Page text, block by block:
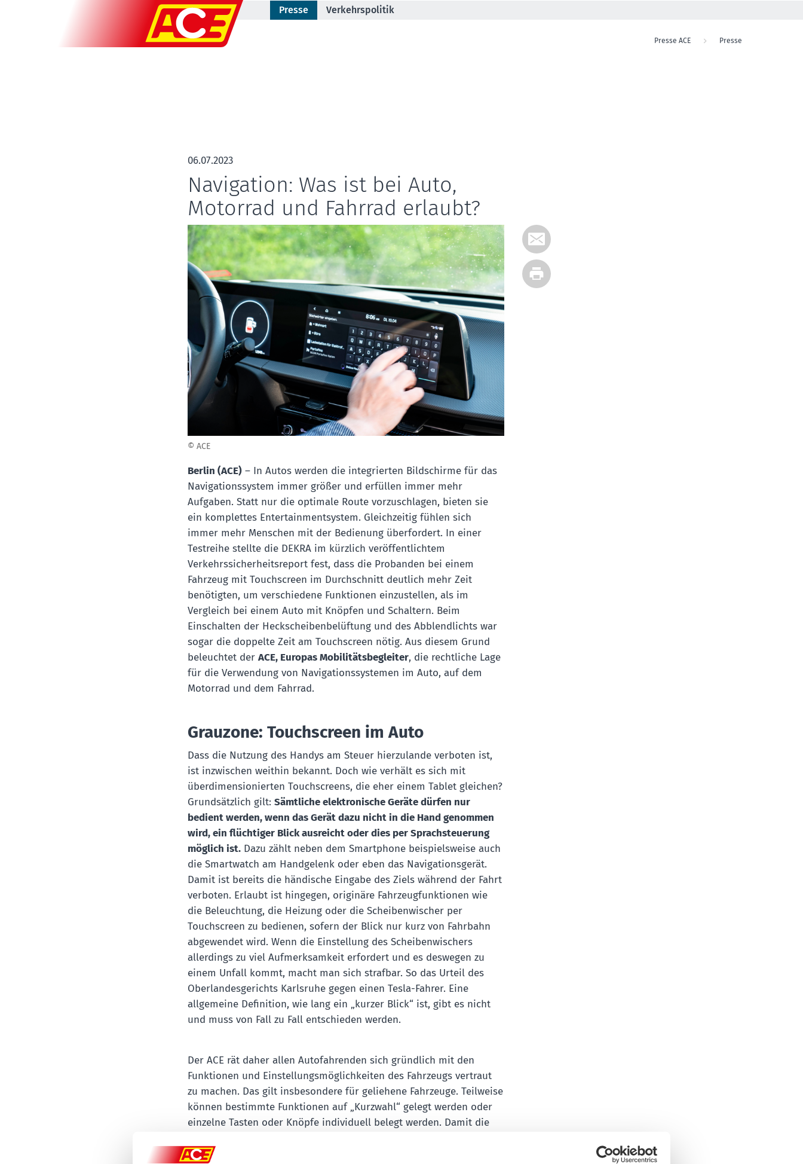
Presse Verkehrspolitik
Presse ACE Presse
06.07.2023
Navigation: Was ist bei Auto,
Motorrad und Fahrrad erlaubt?
© ACE
Berlin (ACE)– In Autos werden die integrierten Bildschirme für das
Navigationssystem immer größer und erfüllen immer mehr
Aufgaben. Statt nur die optimale Route vorzuschlagen, bieten sie
ein komplettes Entertainmentsystem. Gleichzeitig fühlen sich
immer mehr Menschen mit der Bedienung überfordert. In einer
Testreihe stellte die DEKRA im kürzlich veröffentlichtem
Verkehrssicherheitsreport fest, dass die Probanden bei einem
Fahrzeug mit Touchscreen im Durchschnitt deutlich mehr Zeit
benötigten, um verschiedene Funktionen einzustellen, als im
Vergleich bei einem Auto mit Knöpfen und Schaltern. Beim
Einschalten der Heckscheibenbelüftung und des Abblendlichts war
sogar die doppelte Zeit am Touchscreen nötig. Aus diesem Grund
beleuchtet der ACE, Europas Mobilitätsbegleiter, die rechtliche Lage
für die Verwendung von Navigationssystemen im Auto, auf dem
Motorrad und dem Fahrrad.
Grauzone: Touchscreen im Auto
Dass die Nutzung des Handys am Steuer hierzulande verboten ist,
ist inzwischen weithin bekannt. Doch wie verhält es sich mit
überdimensionierten Touchscreens, die eher einem Tablet gleichen?
Grundsätzlich gilt: Sämtliche elektronische Geräte dürfen nur
bedient werden, wenn das Gerät dazu nicht in die Hand genommen
wird, ein flüchtiger Blick ausreicht oder dies per Sprachsteuerung
möglich ist.Dazu zählt neben dem Smartphone beispielsweise auch
die Smartwatch am Handgelenk oder eben das Navigationsgerät.
Damit ist bereits die händische Eingabe des Ziels während der Fahrt
verboten. Erlaubt ist hingegen, originäre Fahrzeugfunktionen wie
die Beleuchtung, die Heizung oder die Scheibenwischer per
Touchscreen zu bedienen, sofern der Blick nur kurz von Fahrbahn
abgewendet wird. Wenn die Einstellung des Scheibenwischers
allerdings zu viel Aufmerksamkeit erfordert und es deswegen zu
einem Unfall kommt, macht man sich strafbar. So das Urteil des
Oberlandesgerichts Karlsruhe gegen einen Tesla-Fahrer. Eine
allgemeine Definition, wie lang ein „kurzer Blick“ ist, gibt es nicht
und muss von Fall zu Fall entschieden werden.
Der ACE rät daher allen Autofahrenden sich gründlich mit den
Funktionen und Einstellungsmöglichkeiten des Fahrzeugs vertraut
zu machen. Das gilt insbesondere für geliehene Fahrzeuge. Teilweise
können bestimmte Funktionen auf „Kurzwahl“ gelegt werden oder
einzelne Tasten oder Knöpfe individuell belegt werden. Damit die
nicht nur mit der eigenen Stimme trainiert werden. Es ist außerdem